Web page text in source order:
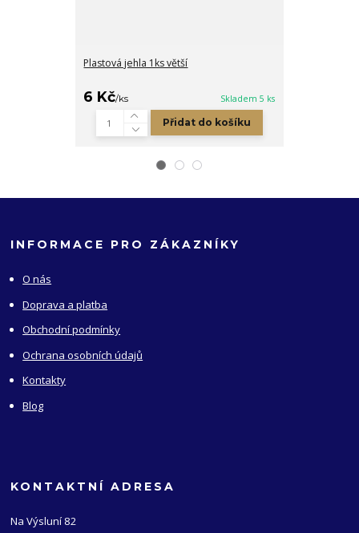
Plastová jehla 1ks větší
6 Kč/ks Skladem 5 ks
Přidat do košíku
INFORMACE PRO ZÁKAZNÍKY
O nás
Doprava a platba
Obchodní podmínky
Ochrana osobních údajů
Kontakty
Blog
KONTAKTNÍ ADRESA
Na Výsluní 82